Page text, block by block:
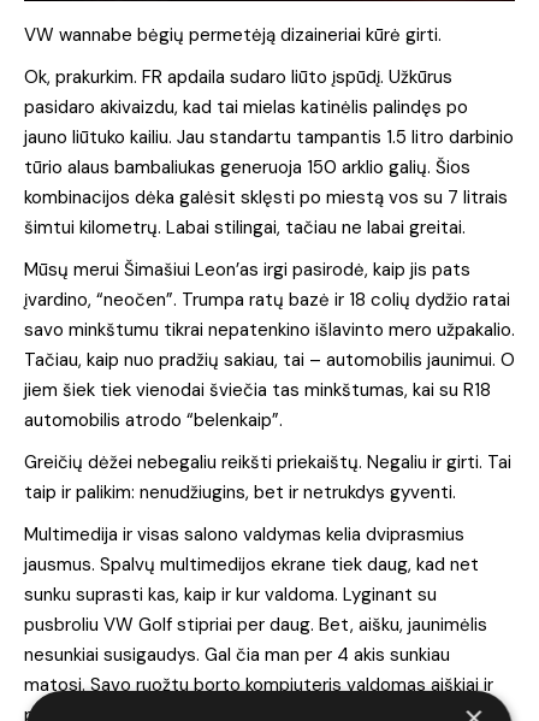
VW wannabe bėgių permetėją dizaineriai kūrė girti.
Ok, prakurkim. FR apdaila sudaro liūto įspūdį. Užkūrus
pasidaro akivaizdu, kad tai mielas katinėlis palindęs po
jauno liūtuko kailiu. Jau standartu tampantis 1.5 litro darbinio
tūrio alaus bambaliukas generuoja 150 arklio galių. Šios
kombinacijos dėka galėsit sklęsti po miestą vos su 7 litrais
šimtui kilometrų. Labai stilingai, tačiau ne labai greitai.
Mūsų merui Šimašiui Leon’as irgi pasirodė, kaip jis pats
įvardino, “neočen”. Trumpa ratų bazė ir 18 colių dydžio ratai
savo minkštumu tikrai nepatenkino išlavinto mero užpakalio.
Tačiau, kaip nuo pradžių sakiau, tai – automobilis jaunimui. O
jiem šiek tiek vienodai šviečia tas minkštumas, kai su R18
automobilis atrodo “belenkaip”.
Greičių dėžei nebegaliu reikšti priekaištų. Negaliu ir girti. Tai
taip ir palikim: nenudžiugins, bet ir netrukdys gyventi.
Multimedija ir visas salono valdymas kelia dviprasmius
jausmus. Spalvų multimedijos ekrane tiek daug, kad net
sunku suprasti kas, kaip ir kur valdoma. Lyginant su
pusbroliu VW Golf stipriai per daug. Bet, aišku, jaunimėlis
nesunkiai susigaudys. Gal čia man per 4 akis sunkiau
matosi. Savo ruožtu borto kompiuteris valdomas aiškiai ir
paprastai. Tik pastoviai p**a protą dėl viršijamo greičio. Gi